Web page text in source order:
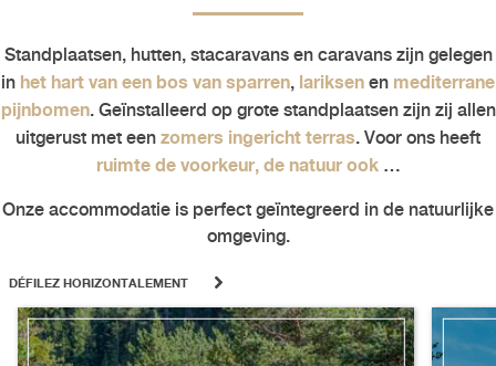
Standplaatsen, hutten, stacaravans en caravans zijn gelegen
in het hart van een bos van sparren, lariksen en mediterrane
pijnbomen. Geïnstalleerd op grote standplaatsen zijn zij allen
uitgerust met een zomers ingericht terras. Voor ons heeft
ruimte de voorkeur, de natuur ook…
Onze accommodatie is perfect geïntegreerd in de natuurlijke
omgeving.
DÉFILEZ HORIZONTALEMENT